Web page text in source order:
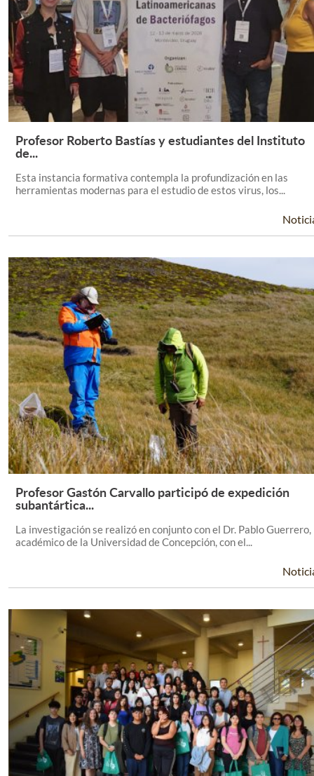
Leer Más +
Profesor Roberto Bastías y estudiantes del Instituto
de...
Esta instancia formativa contempla la profundización en las
herramientas modernas para el estudio de estos virus, los...
Leer Más +
Profesor Gastón Carvallo participó de expedición
subantártica...
La investigación se realizó en conjunto con el Dr. Pablo Guerrero,
académico de la Universidad de Concepción, con el...